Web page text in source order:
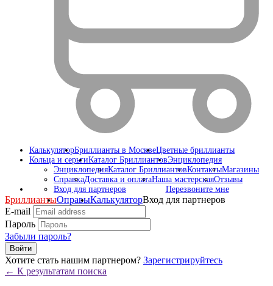
КалькуляторБриллианты в МосквеЦветные бриллианты
Кольца и серьгиКаталог БриллиантовЭнциклопедия
ЭнциклопедияКаталог БриллиантовКонтактыМагазины
СправкаДоставка и оплатаНаша мастерскаяОтзывы
Вход для партнеров
Перезвоните мне
БриллиантыОправыКалькуляторВход для партнеров
E-mail
Пароль
Забыли пароль?
Войти
Хотите стать нашим партнером? Зарегистрируйтесь
← К результатам поиска